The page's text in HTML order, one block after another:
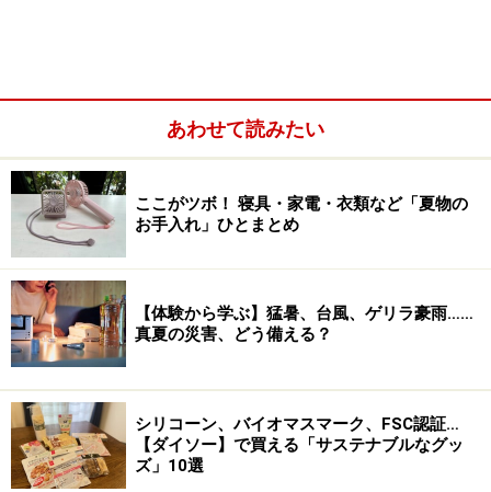
大掃除の時短ポイント1：効率的なスケジュールを
大掃除の時短ポイント2：手順は基本の4ステップで
行う
大掃除を始める場所は、どこからが正解？
大掃除の時短ポイント1：効率的なスケジュ
ールを立てる
まず最初に行うのが大掃除のスケジュール化です。これ
をお母さん1人が行うのではなく、家族みんなで一緒に
考えることをおすすめします。
あわせて読みたい
ここがツボ！ 寝具・家電・衣類など「夏物の
お手入れ」ひとまとめ
【体験から学ぶ】猛暑、台風、ゲリラ豪雨……
真夏の災害、どう備える？
シリコーン、バイオマスマーク、FSC認証…
【ダイソー】で買える「サステナブルなグッ
ズ」10選